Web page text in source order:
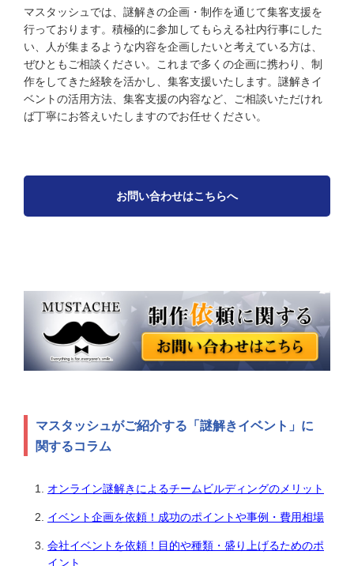
マスタッシュでは、謎解きの企画・制作を通じて集客支援を
行っております。積極的に参加してもらえる社内行事にした
い、人が集まるような内容を企画したいと考えている方は、
ぜひともご相談ください。これまで多くの企画に携わり、制
作をしてきた経験を活かし、集客支援いたします。謎解きイ
ベントの活用方法、集客支援の内容など、ご相談いただけれ
ば丁寧にお答えいたしますのでお任せください。
お問い合わせはこちらへ
マスタッシュがご紹介する「謎解きイベント」に
関するコラム
オンライン謎解きによるチームビルディングのメリット
イベント企画を依頼！成功のポイントや事例・費用相場
会社イベントを依頼！目的や種類・盛り上げるためのポ
イント